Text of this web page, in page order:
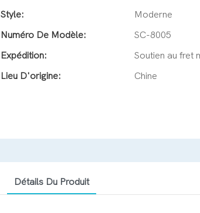
Style:
Moderne
Numéro De Modèle:
SC-8005
Expédition:
Soutien au fret
Lieu D'origine:
Chine
Détails Du Produit